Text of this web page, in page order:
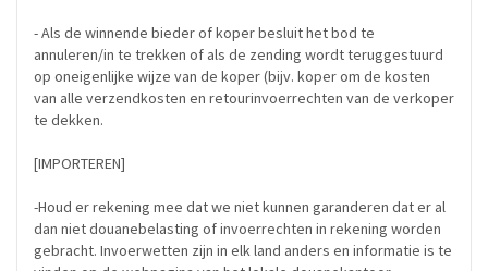
- Als de winnende bieder of koper besluit het bod te
annuleren/in te trekken of als de zending wordt teruggestuurd
op oneigenlijke wijze van de koper (bijv. koper om de kosten
van alle verzendkosten en retourinvoerrechten van de verkoper
te dekken.
[IMPORTEREN]
-Houd er rekening mee dat we niet kunnen garanderen dat er al
dan niet douanebelasting of invoerrechten in rekening worden
gebracht. Invoerwetten zijn in elk land anders en informatie is te